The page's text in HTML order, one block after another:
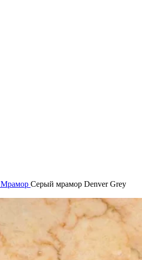
Мрамор Серый мрамор Denver Grey